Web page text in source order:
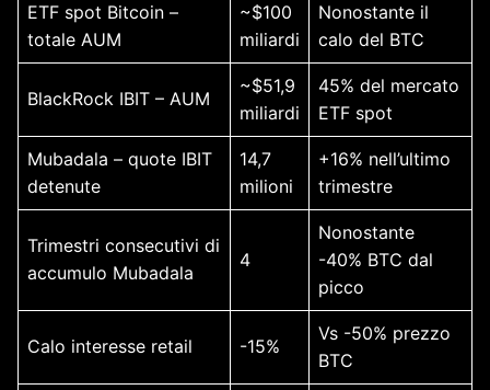
ETF spot Bitcoin –
totale AUM
~$100
miliardi
Nonostante il
calo del BTC
BlackRock IBIT – AUM
~$51,9
miliardi
45% del mercato
ETF spot
Mubadala – quote IBIT
detenute
14,7
milioni
+16% nell’ultimo
trimestre
Trimestri consecutivi di
accumulo Mubadala
4
Nonostante
-40% BTC dal
picco
Calo interesse retail -15%
Vs -50% prezzo
BTC